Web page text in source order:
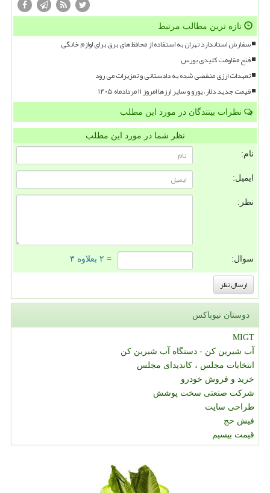
تازه ترین مطالب مرتبط
سفارش استاندارد تهران به استفاده از محافظ های برق برای لوازم خانگی
فتح مقاومت کلیدی بورس
تعهدات ارزی منقضی شده به دادستانی و تعزیرات می رود
قیمت جدید دلار، یورو و سایر ارزها امروز ۱۱ مردادماه ۱۴۰۵
نظرات بینندگان در مورد این مطلب
نظر شما در مورد این مطلب
نام:
ایمیل:
نظر:
سوال: = ۲ بعلاوه ۳
دوستان نیوباکس
MIGT
آب شیرین کن - دستگاه آب شیرین کن
انتخابات مجلس ، کاندیدای مجلس
خرید و فروش خودرو
شرکت صنعتی سخت پوشش
طراحی سایت
فیش حج
قیمت بیسیم